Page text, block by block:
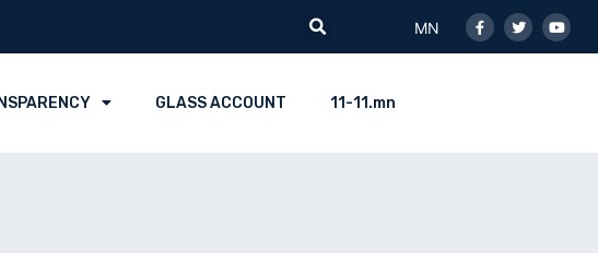
Search
MN
f
GLASS ACCOUNT 11-11.mn